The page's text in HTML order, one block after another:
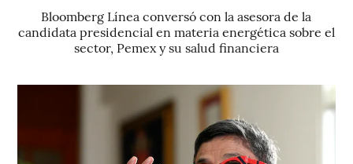
Bloomberg Línea conversó con la asesora de la
candidata presidencial en materia energética sobre el
sector, Pemex y su salud financiera